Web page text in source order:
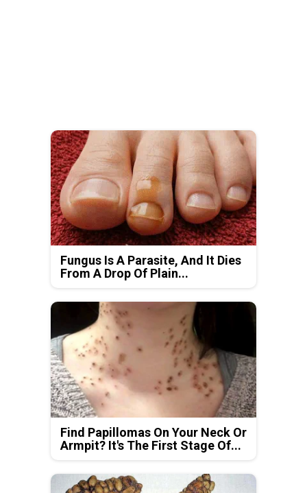
Fungus Is A Parasite, And It Dies
From A Drop Of Plain...
Find Papillomas On Your Neck Or
Armpit? It's The First Stage Of...